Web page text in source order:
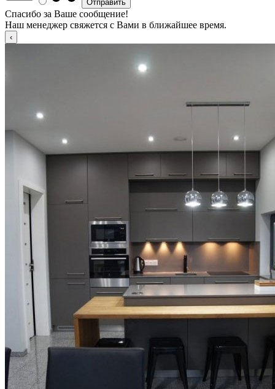
Спасибо за Ваше сообщение!
Наш менеджер свяжется с Вами в ближайшее время.